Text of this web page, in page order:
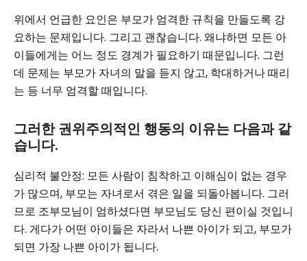
위에서 언급한 요인은 부모가 엄격한 규칙을 만들도록 강
요하는 문제입니다. 그리고 괜찮습니다. 왜냐하면 모든 아
이들에게는 어느 정도 경계가 필요하기 때문입니다. 그런
데 문제는 부모가 자녀의 말을 듣지 않고, 학대하거나 때리
는 등 너무 엄격할 때입니다.
그러한 권위주의적인 행동의 이유는 다음과 같
습니다.
심리적 불안정: 모든 사람이 침착하고 이해심이 없는 경우
가 많으며, 부모는 자녀로서 겪은 일을 되돌아봅니다. 그러
므로 조부모님이 엄하셨다면 부모님도 당신 편이실 것입니
다. 게다가 어떤 아이들은 자라서 나쁜 아이가 되고, 부모가
되면 가장 나쁜 아이가 됩니다.